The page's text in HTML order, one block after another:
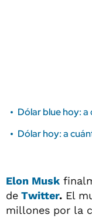
Dólar blue hoy:
Dólar hoy: a
Elon Musk
de Twitter. El
millones por la